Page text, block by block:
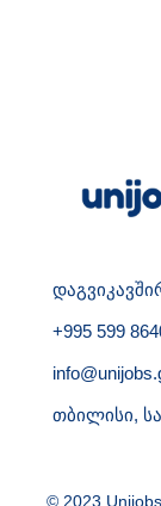
+995 599
თბილისი,
© 2023